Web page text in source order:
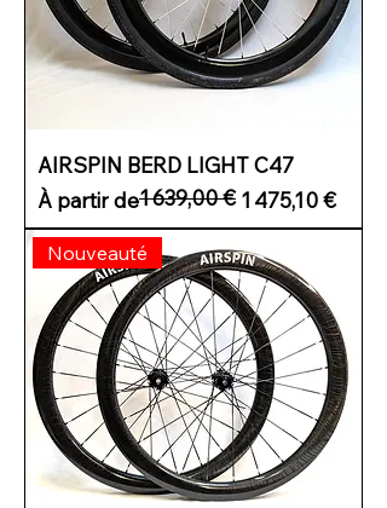
AIRSPIN BERD LIGHT C47
À partir de
Prix original1 639,00 € 1 475,10 €
Prix promotionnel
Nouveauté